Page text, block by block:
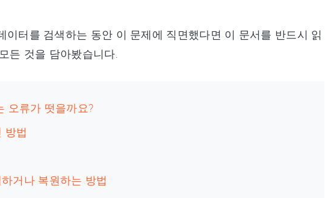
터를 검색하는 동안 이 문제에 직면했다면 이 문서를 반드시 읽
든 것을 담아봤습니다.
오류가 떳을까요?
방법
거나 복원하는 방법